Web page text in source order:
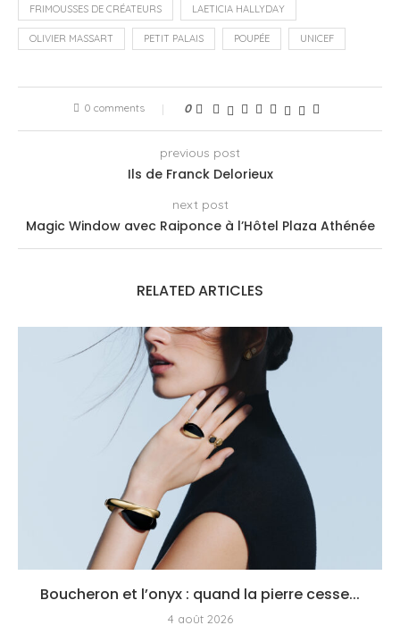
FRIMOUSSES DE CRÉATEURS LAETICIA HALLYDAY
OLIVIER MASSART PETIT PALAIS POUPÉE UNICEF
0 comments 0
previous post
Ils de Franck Delorieux
next post
Magic Window avec Raiponce à l’Hôtel Plaza Athénée
RELATED ARTICLES
Boucheron et l’onyx : quand la pierre cesse...
4 août 2026